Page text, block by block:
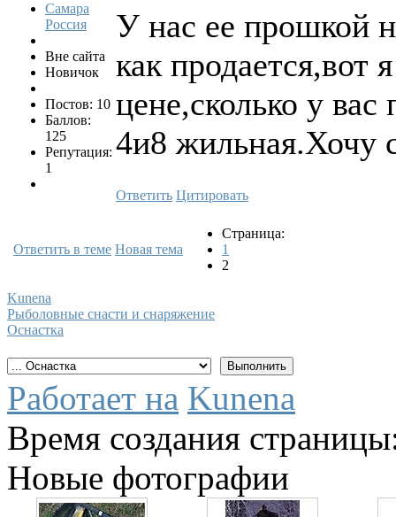
Самара
Россия
Вне сайта
Новичок
Постов: 10
Баллов:
125
Репутация:
1
У нас ее прошкой
как продается,вот
цене,сколько у
4и8 жильная.Хочу
Ответить Цитировать
Ответить в теме Новая тема
Страница:
1
2
Kunena
Рыболовные снасти и снаряжение
Оснастка
Работает на Kunena
Время создания
Новые фотографии